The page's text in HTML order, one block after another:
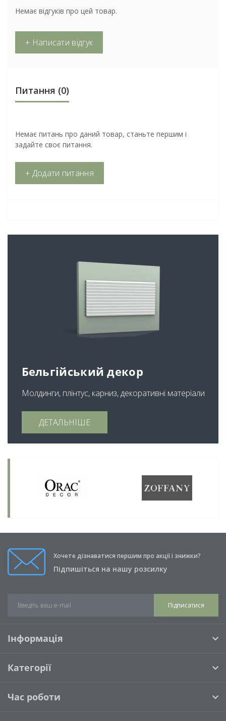
Немає відгуків про цей товар.
+ Написати відгук
Питання (0)
Немає питань про даний товар, станьте першим і
задайте своє питання.
+ Додати питання
Бельгійський декор
Молдинги, плінтус, карниз, декоративні матеріали
ДЕТАЛЬНІШЕ
Хочете дізнаватися першим про акції і знижки?
Підпишіться на нашу розсилку
Підписатися
Інформація
Категорії
Час роботи